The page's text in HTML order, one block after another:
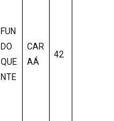
FUN
DO
QUE
NTE
CAR
AÁ
42